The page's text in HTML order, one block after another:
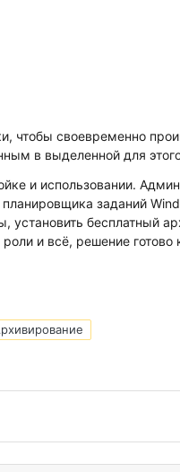
чтобы своевременно
в выделенной для
и использовании.
заданий
установить бесплатный
и всё, решение готово